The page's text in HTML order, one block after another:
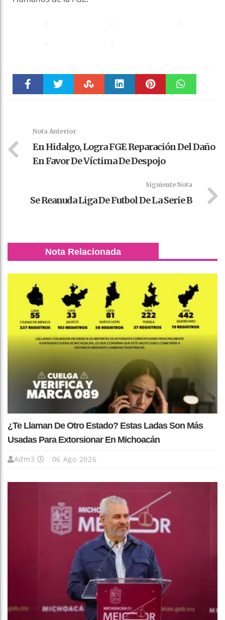
Nota Anterior
En Hidalgo, Logra FGE Reparación Del Daño
En Favor De Víctima De Despojo
Siguiente Nota
Se Reanuda Liga De Futbol De La Serie B
Nota Relacionada
¿Te Llaman De Otro Estado? Estas Ladas Son Más
Usadas Para Extorsionar En Michoacán
Adm3 06 Ago 2026